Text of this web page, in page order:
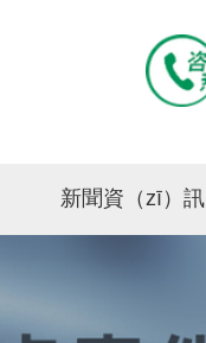
新聞資（zī）訊